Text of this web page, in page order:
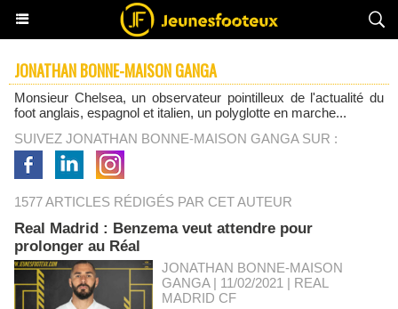
JONATHAN BONNE-MAISON GANGA
Monsieur Chelsea, un observateur pointilleux de l'actualité du
foot anglais, espagnol et italien, un polyglotte en marche...
SUIVEZ JONATHAN BONNE-MAISON GANGA SUR :
1577 ARTICLES RÉDIGÉS PAR CET AUTEUR
Real Madrid : Benzema veut attendre pour
prolonger au Réal
JONATHAN BONNE-MAISON
GANGA | 11/02/2021 | REAL
MADRID CF